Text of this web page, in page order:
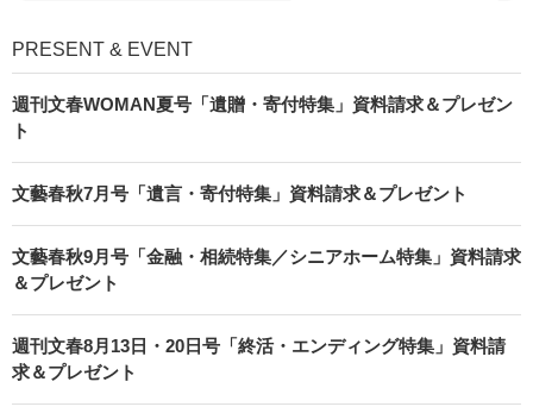
PRESENT & EVENT
週刊文春WOMAN夏号「遺贈・寄付特集」資料請求＆プレゼン
ト
文藝春秋7月号「遺言・寄付特集」資料請求＆プレゼント
文藝春秋9月号「金融・相続特集／シニアホーム特集」資料請求
＆プレゼント
週刊文春8月13日・20日号「終活・エンディング特集」資料請
求＆プレゼント